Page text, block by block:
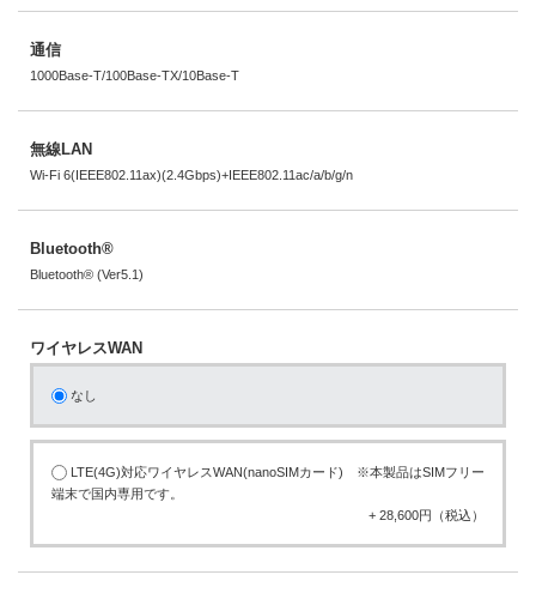
通信
1000Base-T/100Base-TX/10Base-T
無線LAN
Wi-Fi 6(IEEE802.11ax)(2.4Gbps)+IEEE802.11ac/a/b/g/n
Bluetooth®
Bluetooth® (Ver5.1)
ワイヤレスWAN
なし
LTE(4G)対応ワイヤレスWAN(nanoSIMカード) ※本製品はSIMフリー
端末で国内専用です。
+ 28,600円（税込）